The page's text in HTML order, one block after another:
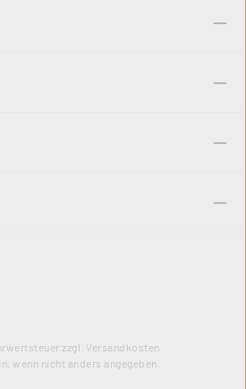
zzgl. Versandkosten
wenn nicht anders angegeben.